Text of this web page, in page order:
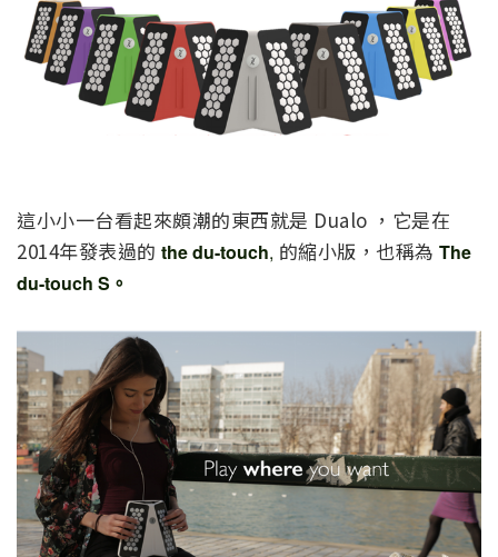
這小小一台看起來頗潮的東西就是 Dualo ，它是在
2014年發表過的 the du-touch, 的縮小版，也稱為 The
du-touch S。